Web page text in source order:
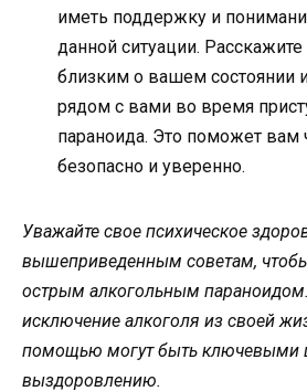
иметь поддержку и
данной ситуации.
близким о вашем состоянии
рядом с вами во время
параноида. Это поможет вам
безопасно и уверенно.
Уважайте свое психическое
вышеприведенным советам,
острым алкогольным
исключение алкоголя из своей
помощью могут быть ключевыми
выздоровлению.